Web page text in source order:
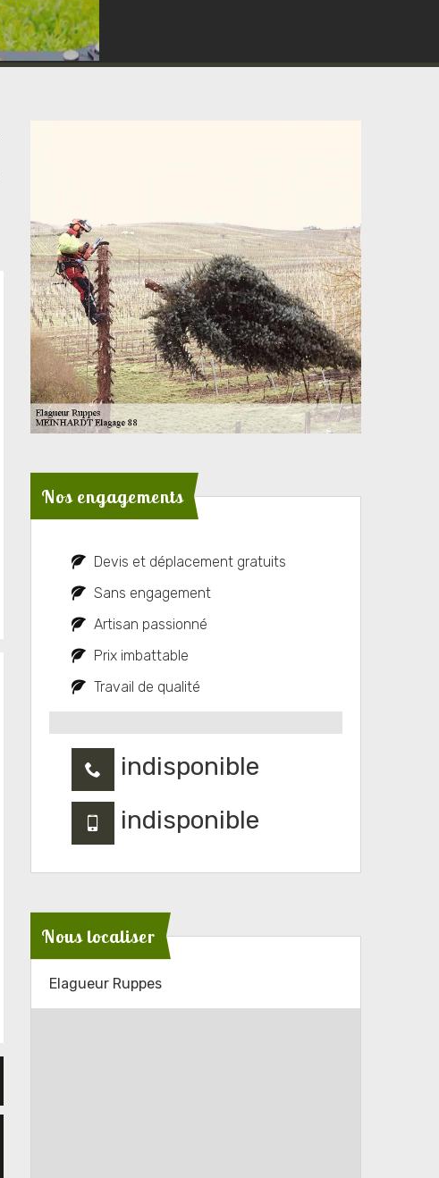
Nos engagements
Devis et déplacement gratuits
Sans engagement
Artisan passionné
Prix imbattable
Travail de qualité
indisponible
indisponible
Nous localiser
Elagueur Ruppes